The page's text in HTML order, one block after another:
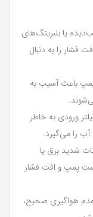
یا بلبرینگ‌های
فشار را به دنبال
باعث آسیب به
ورودی به خاطر
آب را می‌گیرد.
شدید برق یا
پمپ و افت فشار
هواگیری صحیح،